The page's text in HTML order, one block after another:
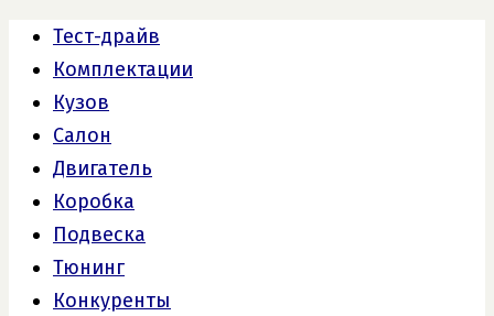
Тест-драйв
Комплектации
Кузов
Салон
Двигатель
Коробка
Подвеска
Тюнинг
Конкуренты